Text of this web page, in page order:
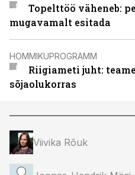
Topelttöö väheneb:
mugavamalt esitada
HOMMIKUPROGRAMM
Riigiameti juht:
sõjaolukorras
Viivika Rõuk